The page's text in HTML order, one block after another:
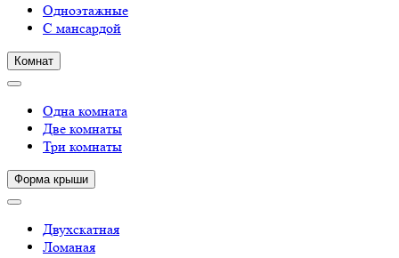
Одноэтажные
С мансардой
Комнат
Одна комната
Две комнаты
Три комнаты
Форма крыши
Двухскатная
Ломаная